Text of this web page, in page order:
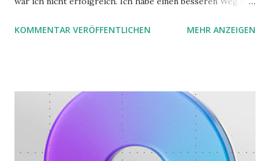
möchte. Darin habe ich zwei gute Begründungen gefunden,
KOMMENTAR VERÖFFENTLICHEN MEHR ANZEIGEN